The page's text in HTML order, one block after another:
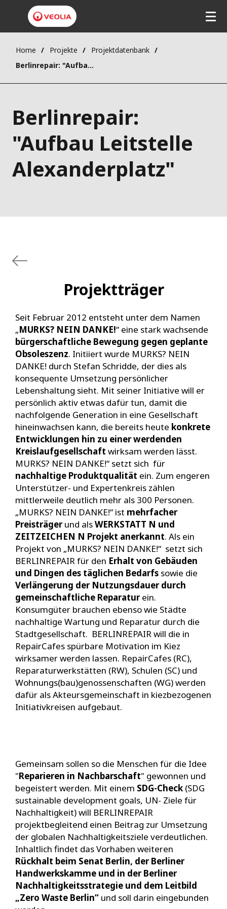
Home Projekte
Projektdatenbank
Berlinrepair: "Aufbau Leitstelle Alexanderplatz"
Berlinrepair:
"Aufbau Leitstelle
Alexanderplatz"
Projektträger
Seit Februar 2012 entsteht unter dem Namen
„MURKS? NEIN DANKE!“ eine stark wachsende
bürgerschaftliche Bewegung gegen geplante
Obsoleszenz. Initiiert wurde MURKS? NEIN
DANKE! durch Stefan Schridde, der dies als
konsequente Umsetzung persönlicher
Lebenshaltung sieht. Mit seiner Initiative will er
persönlich aktiv etwas dafür tun, damit die
nachfolgende Generation in eine Gesellschaft
hineinwachsen kann, die bereits heute konkrete
Entwicklungen hin zu einer werdenden
Kreislaufgesellschaft wirksam werden lässt.
MURKS? NEIN DANKE!“ setzt sich für
nachhaltige Produktqualität ein. Zum engeren
Unterstützer- und Expertenkreis zählen
mittlerweile deutlich mehr als 300 Personen.
„MURKS? NEIN DANKE!“ ist mehrfacher
Preisträgerund alsWERKSTATT N und
ZEITZEICHEN N Projekt anerkannt. Als ein
Projekt von „MURKS? NEIN DANKE!“ setzt sich
BERLINREPAIR für den Erhalt von Gebäuden
und Dingen des täglichen Bedarfs sowie die
Verlängerung der Nutzungsdauer durch
gemeinschaftliche Reparaturein.
Konsumgüter brauchen ebenso wie Städte
nachhaltige Wartung und Reparatur durch die
Stadtgesellschaft. BERLINREPAIR will die in
RepairCafes spürbare Motivation im Kiez
wirksamer werden lassen. RepairCafes (RC),
Reparaturwerkstätten (RW), Schulen (SC) und
Wohnungs(bau)genossenschaften (WG) werden
dafür als Akteursgemeinschaft in kiezbezogenen
Initiativkreisen aufgebaut.
Gemeinsam sollen so die Menschen für die Idee
"Reparieren in Nachbarschaft" gewonnen und
begeistert werden. Mit einem SDG-Check (SDG
sustainable development goals, UN- Ziele für
Nachhaltigkeit) will BERLINREPAIR
projektbegleitend einen Beitrag zur Umsetzung
der globalen Nachhaltigkeitsziele verdeutlichen.
Inhaltlich findet das Vorhaben weiteren
Rückhalt beim Senat Berlin, der Berliner
Handwerkskamme und in der Berliner
Nachhaltigkeitsstrategie und dem Leitbild
„Zero Waste Berlin“ und soll darin eingebunden